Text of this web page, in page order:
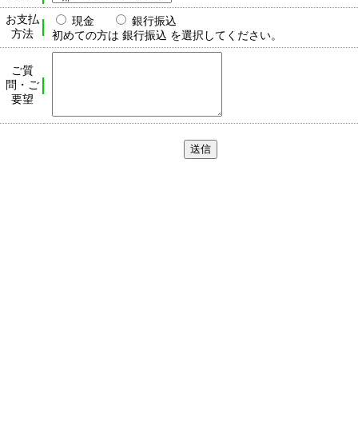
お支払
方法
現金
銀行振込
初めての方は 銀行振込 を選択してください。
ご質
問・ご
要望